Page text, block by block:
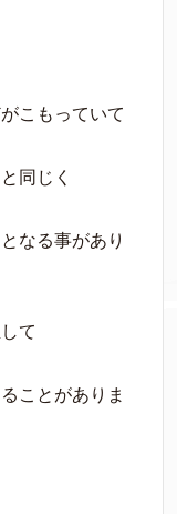
こもっていて
同じく
なる事があり
て
ことがありま